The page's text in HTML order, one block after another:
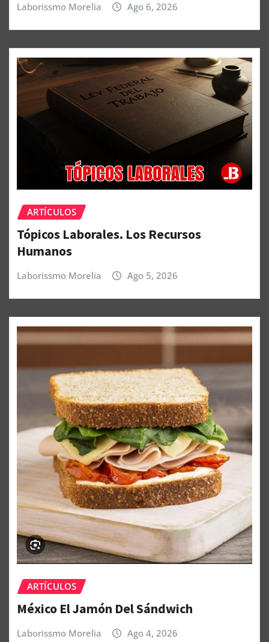
Laborissmo Morelia Ago 6, 2026
ARTÍCULOS
Tópicos Laborales. Los Recursos
Humanos
Laborissmo Morelia Ago 5, 2026
ARTÍCULOS
México El Jamón Del Sándwich
Laborissmo Morelia Ago 4, 2026